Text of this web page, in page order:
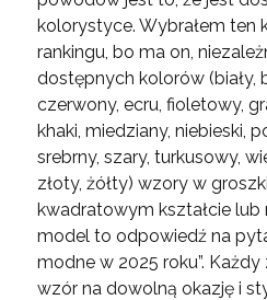
kolorystyce. Wybrałem ten
rankingu, bo ma on,
dostępnych kolorów (biały,
czerwony, ecru, fioletowy,
khaki, miedziany, niebieski,
srebrny, szary, turkusowy,
złoty, żółty) wzory w
kwadratowym kształcie lub
model to odpowiedź na
modne w 2025 roku”.
wzór na dowolną okazję i